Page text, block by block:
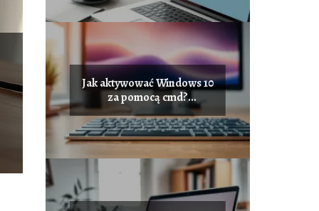
Jak aktywować Windows 10
za pomocą cmd?
Przewodnik krok po
kroku